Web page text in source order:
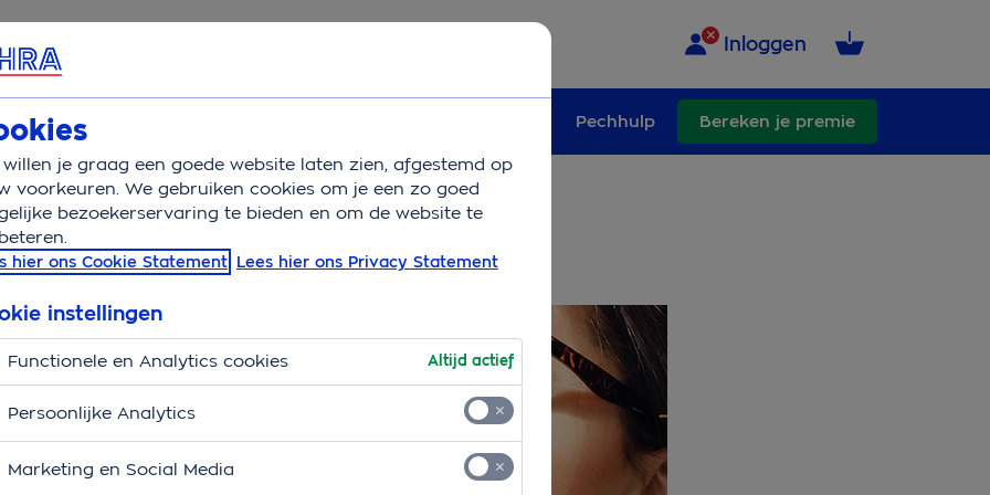
& Contact Inloggen
Pechhulp Bereken je premie
met een uitstekende lading
lading
willen je graag een goede website laten zien, afgestemd op
voorkeuren. We gebruiken cookies om je een zo goed
bezoekerservaring te bieden en om de website te
hier ons Cookie Statement Lees hier ons Privacy Statement
instellingen
Functionele en Analytics cookies Altijd actief
Persoonlijke Analytics
Marketing en Social Media